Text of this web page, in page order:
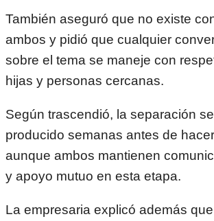
También aseguró que no existe
ambos y pidió que cualquier
sobre el tema se maneje con
hijas y personas cercanas.
Según trascendió, la separación
producido semanas antes de
aunque ambos mantienen
y apoyo mutuo en esta etapa.
La empresaria explicó además